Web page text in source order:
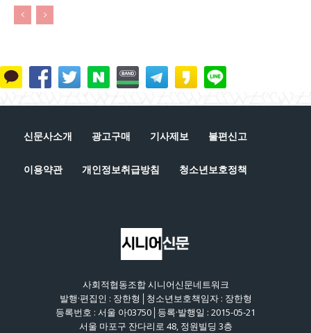
신문사소개 광고구매 기사제보 불편신고
이용약관 개인정보취급방침 청소년보호정책
사회적협동조합 시니어신문네트워크
발행·편집인 : 장한형│청소년보호책임자 : 장한형
등록번호 : 서울 아03750│등록·발행일 : 2015-05-21
서울 마포구 잔다리로 48, 정원빌딩 3층